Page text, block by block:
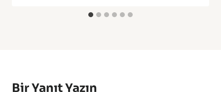
Bir Yanıt Yazın